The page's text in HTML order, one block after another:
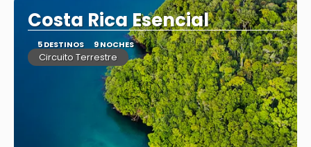
Costa Rica Esencial
5 DESTINOS 9 NOCHES
Circuito Terrestre